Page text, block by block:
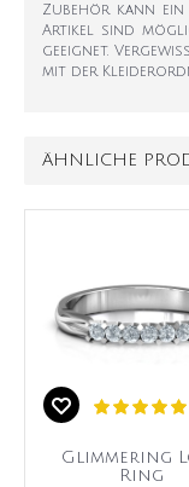
Zubehör kann
Artikel sind
geeignet.
mit der
ÄHNLICHE
Glimmering
Ring